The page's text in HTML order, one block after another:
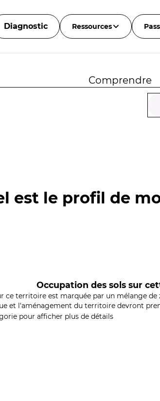
Diagnostic Ressources
Comprendre
est le profil de
Occupation des sols sur
ce territoire est marquée par un mélange
et l'aménagement du territoire devront
pour afficher plus de détails